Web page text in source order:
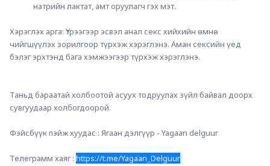
натрийн лактат, амт оруулагч гэх мэт.
Хэрэглэх арга: Үтрээгээр эсвэл анал секс хийхийн өмнө
чийгшүүлэх зорилгоор түрхэж хэрэглэнэ. Аман сексийн үед
бэлэг эрхтэнд бага хэмжээгээр түрхэж хэрэглэнэ.
Таньд бараатай холбоотой асуух тодруулах зүйл байвал доорх
сувгуудаар холбогдоорой.
Фэйсбүүк пэйж хуудас : Ягаан дэлгүүр - Yagaan delguur
Телеграмм хаяг : https://t.me/Yagaan_Delguur